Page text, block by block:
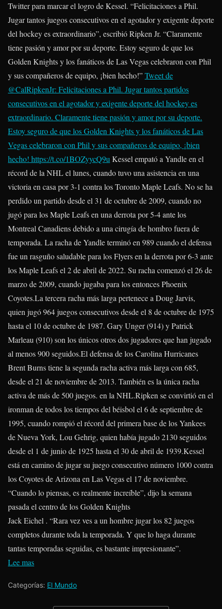
Twitter para marcar el logro de Kessel. “Felicitaciones a Phil.
Jugar tantos juegos consecutivos en el agotador y exigente deporte
del hockey es extraordinario”, escribió Ripken Jr. “Claramente
tiene pasión y amor por su deporte. Estoy seguro de que los
Golden Knights y los fanáticos de Las Vegas celebraron con Phil
y sus compañeros de equipo, ¡bien hecho!”Tweet de
@CalRipkenJr: Felicitaciones a Phil. Jugar tantos partidos
consecutivos en el agotador y exigente deporte del hockey es
extraordinario. Claramente tiene pasión y amor por su deporte.
Estoy seguro de que los Golden Knights y los fanáticos de Las
Vegas celebraron con Phil y sus compañeros de equipo, ¡bien
hecho! https://t.co/1BOZyycQ9u Kessel empató a Yandle en el
récord de la NHL el lunes, cuando tuvo una asistencia en una
victoria en casa por 3-1 contra los Toronto Maple Leafs. No se ha
perdido un partido desde el 31 de octubre de 2009, cuando no
jugó para los Maple Leafs en una derrota por 5-4 ante los
Montreal Canadiens debido a una cirugía de hombro fuera de
temporada. La racha de Yandle terminó en 989 cuando el defensa
fue un rasguño saludable para los Flyers en la derrota por 6-3 ante
los Maple Leafs el 2 de abril de 2022. Su racha comenzó el 26 de
marzo de 2009, cuando jugaba para los entonces Phoenix
Coyotes.La tercera racha más larga pertenece a Doug Jarvis,
quien jugó 964 juegos consecutivos desde el 8 de octubre de 1975
hasta el 10 de octubre de 1987. Gary Unger (914) y Patrick
Marleau (910) son los únicos otros dos jugadores que han jugado
al menos 900 seguidos.El defensa de los Carolina Hurricanes
Brent Burnstiene la segunda racha activa más larga con 685,
desde el 21 de noviembre de 2013. También es la única racha
activa de más de 500 juegos. en la NHL.Ripken se convirtió en el
ironman de todos los tiempos del béisbol el 6 de septiembre de
1995, cuando rompió el récord del primera base de los Yankees
de Nueva York, Lou Gehrig, quien había jugado 2130 seguidos
desde el 1 de junio de 1925 hasta el 30 de abril de 1939.Kessel
está en camino de jugar su juego consecutivo número 1000 contra
los Coyotes de Arizona en Las Vegas el 17 de noviembre.
“Cuando lo piensas, es realmente increíble”, dijo la semana
pasada el centro de los Golden Knights
Jack Eichel . “Rara vez ves a un hombre jugar los 82 juegos
completos durante toda la temporada. Y que lo haga durante
tantas temporadas seguidas, es bastante impresionante”.
Lee mas
Categorías: El Mundo